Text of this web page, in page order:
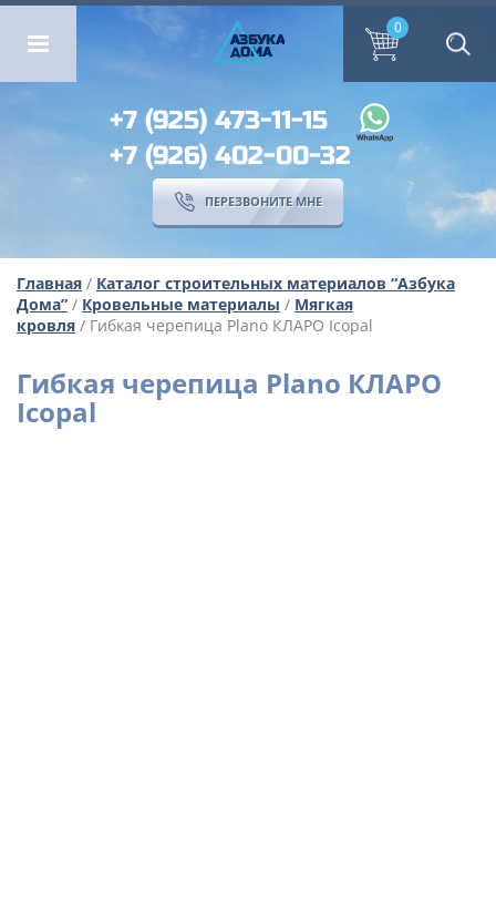
ОМА ПЕРЕЗВОНИТЕ МНЕ
ОМА
АЗБУКА
0
+7 (925) 473-11-15
+7 (926) 402-00-32
ПЕРЕЗВОНИТЕ МНЕ
Главная / Каталог строительных материалов “Азбука
Дома” / Кровельные материалы / Мягкая
кровля / Гибкая черепица Plano КЛАРО Icopal
Гибкая черепица Plano КЛАРО
Icopal